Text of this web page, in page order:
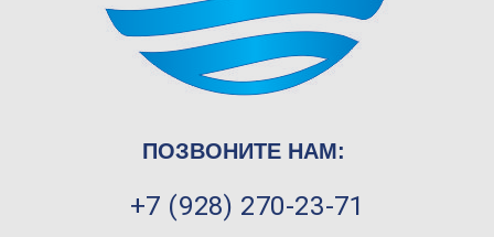
ПОЗВОНИТЕ НАМ:
+7 (928) 270-23-71